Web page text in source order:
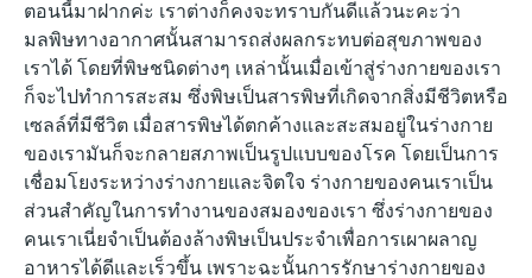
ตอนนี้มาฝากค่ะ เราต่างก็คงจะทราบกันดีแล้วนะคะว่า
มลพิษทางอากาศนั้นสามารถส่งผลกระทบต่อสุขภาพของ
เราได้ โดยที่พิษชนิดต่างๆ เหล่านั้นเมื่อเข้าสู่ร่างกายของเรา
ก็จะไปทำการสะสม ซึ่งพิษเป็นสารพิษที่เกิดจากสิ่งมีชีวิตหรือ
เซลล์ที่มีชีวิต เมื่อสารพิษได้ตกค้างและสะสมอยู่ในร่างกาย
ของเรามันก็จะกลายสภาพเป็นรูปแบบของโรค โดยเป็นการ
เชื่อมโยงระหว่างร่างกายและจิตใจ ร่างกายของคนเราเป็น
ส่วนสำคัญในการทำงานของสมองของเรา ซึ่งร่างกายของ
คนเราเนี่ยจำเป็นต้องล้างพิษเป็นประจำเพื่อการเผาผลาญ
อาหารได้ดีและเร็วขึ้น เพราะฉะนั้นการรักษาร่างกายของ